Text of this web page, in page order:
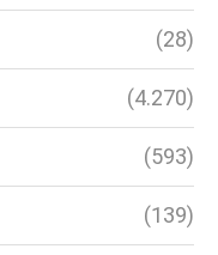
(28)
(4.270)
(593)
(139)